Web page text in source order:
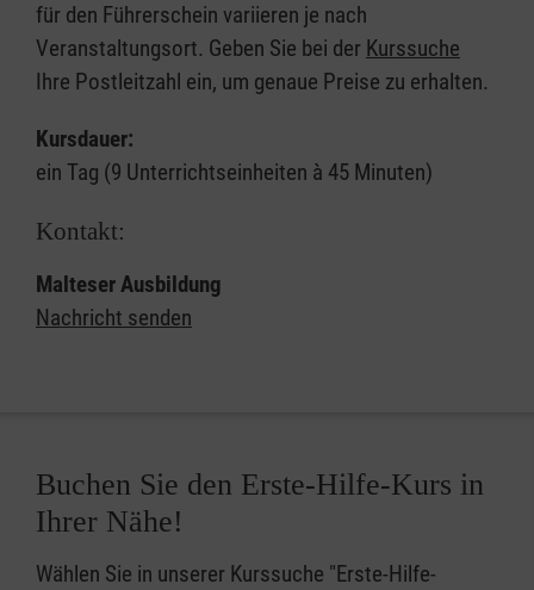
für den Führerschein variieren je nach
Veranstaltungsort. Geben Sie bei der Kurssuche
Ihre Postleitzahl ein, um genaue Preise zu erhalten.
Kursdauer:
ein Tag (9 Unterrichtseinheiten à 45 Minuten)
Kontakt:
Malteser Ausbildung
Nachricht senden
Buchen Sie den Erste-Hilfe-Kurs in
Ihrer Nähe!
Wählen Sie in unserer Kurssuche "Erste-Hilfe-